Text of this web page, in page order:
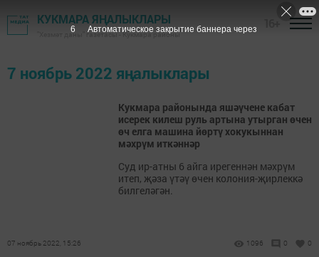
КУКМАРА ЯҢАЛЫКЛАРЫ
"Хезмәт даны" газетасы - Кукмара районы
7 ноябрь 2022 яңалыклары
Кукмара районында яшәүчене кабат
исерек килеш руль артына утырган өчен
өч елга машина йөртү хокукыннан
мәхрүм иткәннәр
Суд ир-атны 6 айга ирегеннән мәхрүм
итеп, җәза үтәү өчен колония-җирлеккә
билгеләгән.
07 ноябрь 2022, 15:26 1096 0 0
6 Автоматическое закрытие баннера через